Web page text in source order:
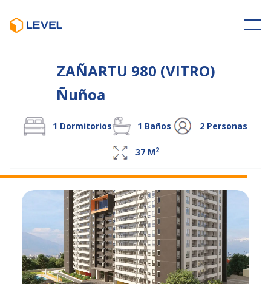
ZAÑARTU 980 (VITRO)
Ñuñoa
1 Dormitorios 1 Baños 2 Personas
37 M2